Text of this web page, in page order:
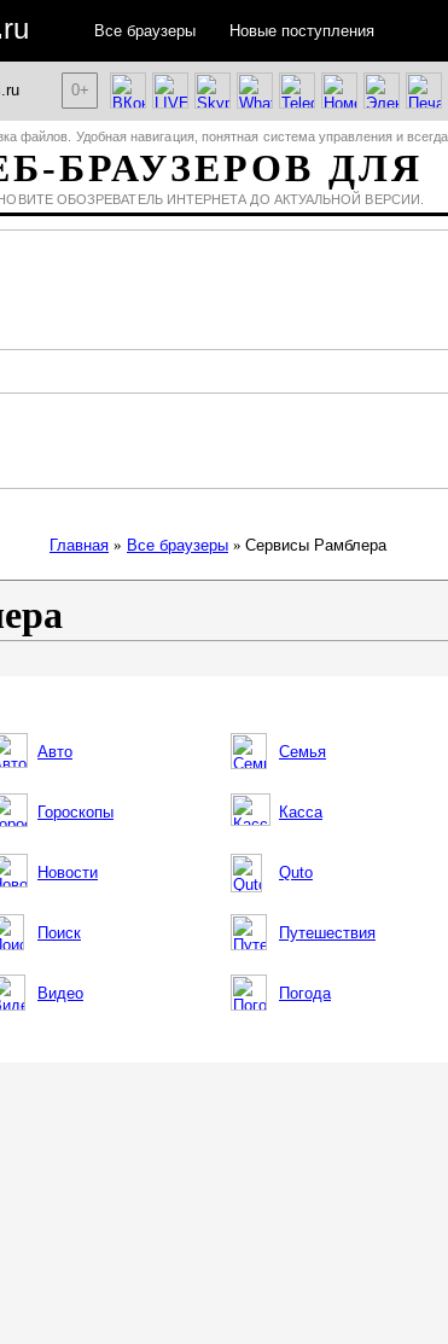
Главная » Все браузеры » Сервисы Рамблера
Авто Семья
Касса
Гороскопы
Новости Quto
Путешествия
Поиск
Видео Погода
БРАУЗЕРОВ ДЛЯ
файлов. Удобная навигация, понятная система управления и
ОБОЗРЕВАТЕЛЬ ИНТЕРНЕТА ДО АКТУАЛЬНОЙ ВЕРСИИ.
0+
ru Все браузеры Новые поступления